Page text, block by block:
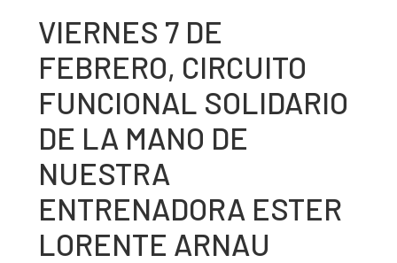
VIERNES 7 DE
FEBRERO, CIRCUITO
FUNCIONAL SOLIDARIO
DE LA MANO DE
NUESTRA
ENTRENADORA ESTER
LORENTE ARNAU